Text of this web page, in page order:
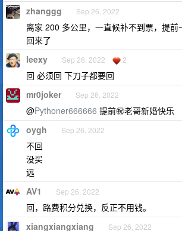
zhanggg Sep 26, 2022
离家 200 多公里，一直候补不到票，提前
回来了
leexy Sep 26, 2022 2
回 必须回 下刀子都要回
mr0joker Sep 26, 2022
@Pythoner666666 提前㊗️老哥新婚快乐
oygh Sep 26, 2022
不回
没买
远
AV1 Sep 26, 2022
回，路费积分兑换，反正不用钱。
xiangxiangxiang Sep 26, 2022